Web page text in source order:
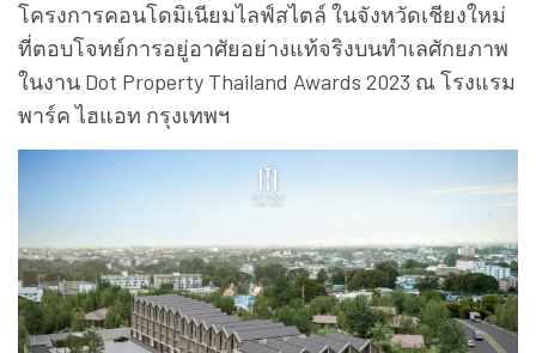
โครงการคอนโดมิเนียมไลฟ์สไตล์ ในจังหวัดเชียงใหม่
ที่ตอบโจทย์การอยู่อาศัยอย่างแท้จริงบนทำเลศักยภาพ
ในงาน Dot Property Thailand Awards 2023 ณ โรงแรม
พาร์ค ไฮแอท กรุงเทพฯ